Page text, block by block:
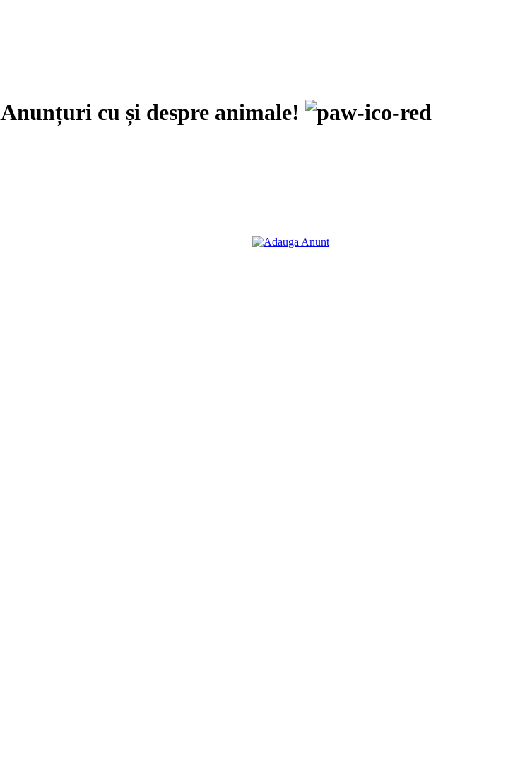
Anunțuri cu și despre animale!